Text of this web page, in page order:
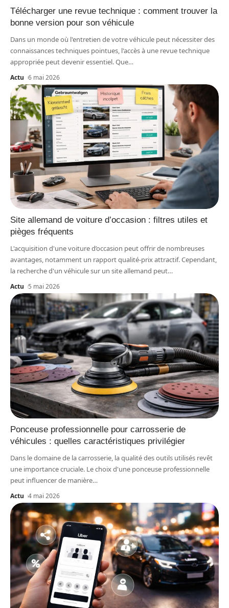
Télécharger une revue technique : comment trouver la
bonne version pour son véhicule
Dans un monde où l'entretien de votre véhicule peut nécessiter des
connaissances techniques pointues, l'accès à une revue technique
appropriée peut devenir essentiel. Que…
Actu 6 mai 2026
Site allemand de voiture d’occasion : filtres utiles et
pièges fréquents
L'acquisition d'une voiture d’occasion peut offrir de nombreuses
avantages, notamment un rapport qualité-prix attractif. Cependant,
la recherche d'un véhicule sur un site allemand peut…
Actu 5 mai 2026
Ponceuse professionnelle pour carrosserie de
véhicules : quelles caractéristiques privilégier
Dans le domaine de la carrosserie, la qualité des outils utilisés revêt
une importance cruciale. Le choix d'une ponceuse professionnelle
peut influencer de manière…
Actu 4 mai 2026